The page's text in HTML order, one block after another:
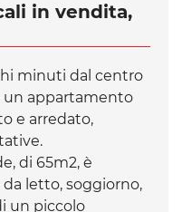
in vendita,
minuti dal centro
un appartamento
e arredato,
di 65m2, è
letto, soggiorno,
un piccolo